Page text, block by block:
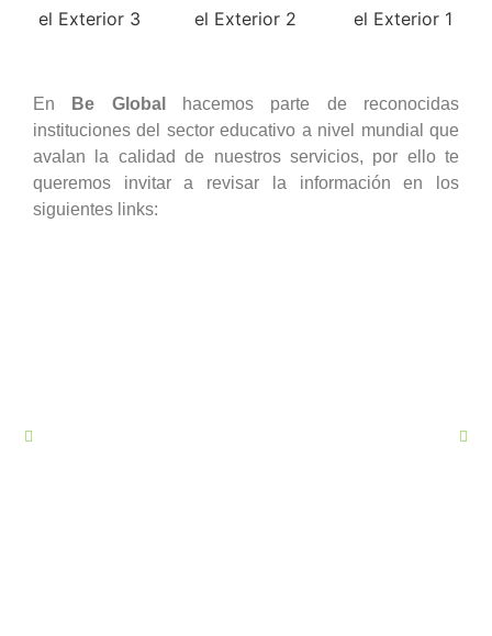
En Be Global
hacemos parte de reconocidas
instituciones del sector educativo a nivel mundial que
avalan la calidad de nuestros servicios, por ello te
queremos invitar a revisar la información en los
siguientes links: